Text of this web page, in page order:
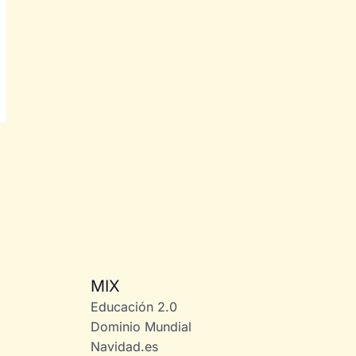
MIX
Educación 2.0
Dominio Mundial
Navidad.es